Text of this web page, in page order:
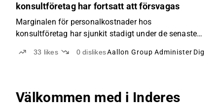
konsultföretag har fortsatt att försvagas
Marginalen för personalkostnader hos
konsultföretag har sjunkit stadigt under de senaste
33 likes 0dislikesAallon Group Administer Digia
Välkommen med i Inderes